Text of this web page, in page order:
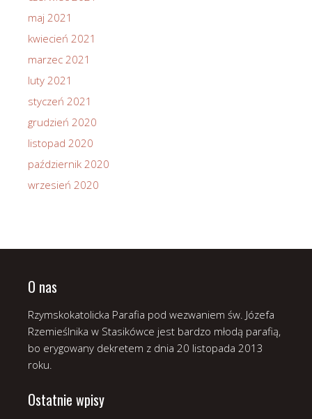
maj 2021
kwiecień 2021
marzec 2021
luty 2021
styczeń 2021
grudzień 2020
listopad 2020
październik 2020
wrzesień 2020
O nas
Rzymskokatolicka Parafia pod wezwaniem św. Józefa
Rzemieślnika w Stasikówce jest bardzo młodą parafią,
bo erygowany dekretem z dnia 20 listopada 2013
roku.
Ostatnie wpisy